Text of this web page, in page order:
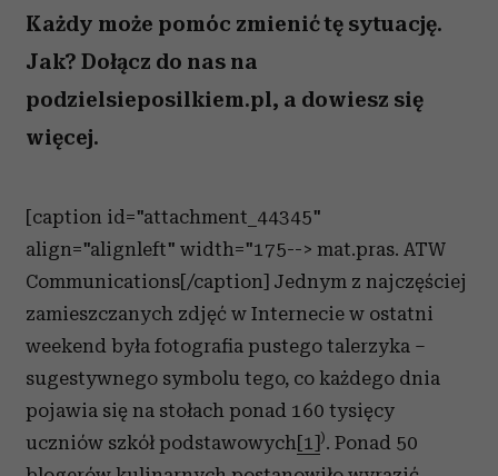
Każdy może pomóc zmienić tę sytuację.
Jak? Dołącz do nas na
podzielsieposilkiem.pl, a dowiesz się
więcej.
[caption id="attachment_44345"
align="alignleft" width="175--> mat.pras. ATW
Communications[/caption] Jednym z najczęściej
zamieszczanych zdjęć w Internecie w ostatni
weekend była fotografia pustego talerzyka –
sugestywnego symbolu tego, co każdego dnia
pojawia się na stołach ponad 160 tysięcy
uczniów szkół podstawowych[1] ). Ponad 50